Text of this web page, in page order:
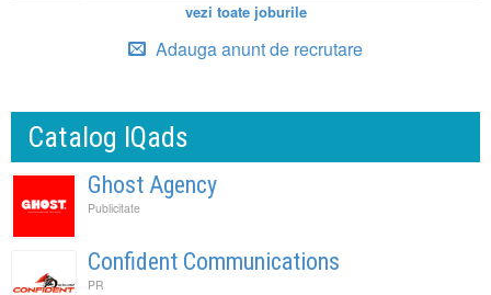
vezi toate joburile
Adauga anunt de recrutare
Catalog IQads
Ghost Agency
Publicitate
Confident Communications
PR